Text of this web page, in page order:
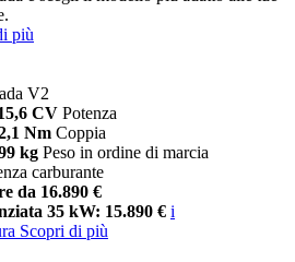
più
V2
CV Potenza
Nm Coppia
kg Peso in ordine di marcia
carburante
da 16.890 €
35 kW: 15.890 € i
Scopri di più